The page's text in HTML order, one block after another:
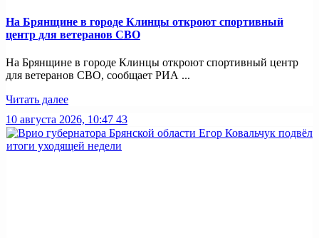
На Брянщине в городе Клинцы откроют спортивный
центр для ветеранов СВО
На Брянщине в городе Клинцы откроют спортивный центр
для ветеранов СВО, сообщает РИА ...
Читать далее
10 августа 2026, 10:47 43